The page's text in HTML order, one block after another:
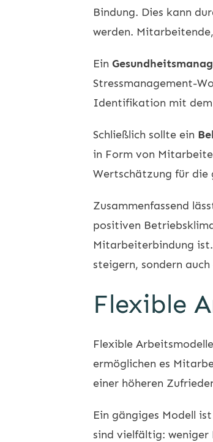
Bindung. Dies kann
werden.
Ein
Stressmanagement-
Identifikation mit dem
Schließlich sollte ein
in Form von
Wertschätzung für
Zusammenfassend
positiven
Mitarbeiterbindung
steigern, sondern
Flexible
Flexible
ermöglichen es
einer höheren
Ein gängiges Modell
sind vielfältig: weniger